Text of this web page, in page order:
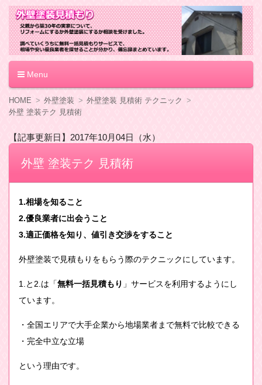
外壁塗装見積もり
Menu
コ
ン
ン
ツ
移
HOME 外壁塗装
外壁塗装 見積術 テクニック
外壁 塗装テク 見積術
【記事更新日】2017年10月04日（水）
外壁 塗装テク 見積術
1.相場を知ること
2.優良業者に出会うこと
3.適正価格を知り、値引き交渉をすること
外壁塗装で見積もりをもらう際のテクニックにしています。
1.と2.は「無料一括見積もり 」サービスを利用するようにし
ています。
・全国エリアで大手企業から地場業者まで無料で比較できる
・完全中立な立場
という理由です。